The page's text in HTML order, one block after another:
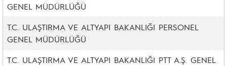
GENEL MÜDÜRLÜĞÜ
T.C. ULAŞTIRMA VE ALTYAPI BAKANLIĞI PERSONEL
GENEL MÜDÜRLÜĞÜ
T.C. ULAŞTIRMA VE ALTYAPI BAKANLIĞI PTT A.Ş. GENEL